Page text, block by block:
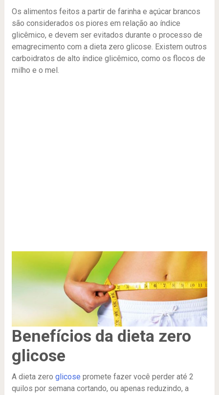
Os alimentos feitos a partir de farinha e açúcar brancos
são considerados os piores em relação ao índice
glicêmico, e devem ser evitados durante o processo de
emagrecimento com a dieta zero glicose. Existem outros
carboidratos de alto índice glicêmico, como os flocos de
milho e o mel.
Benefícios da dieta zero
glicose
A dieta zero glicose promete fazer você perder até 2
quilos por semana cortando, ou apenas reduzindo, a